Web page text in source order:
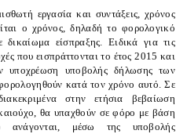
εργασία και συντάξεις, χρόνος
ο χρόνος, δηλαδή το φορολογικό
είσπραξης. Ειδικά για τις
που εισπράττονται το έτος 2015 και
υποχρέωση υποβολής δήλωσης των
κατά τον χρόνο αυτό. Σε
στην ετήσια βεβαίωση
θα υπαχθούν σε φόρο με βάση
ανάγονται, μέσω της υποβολής